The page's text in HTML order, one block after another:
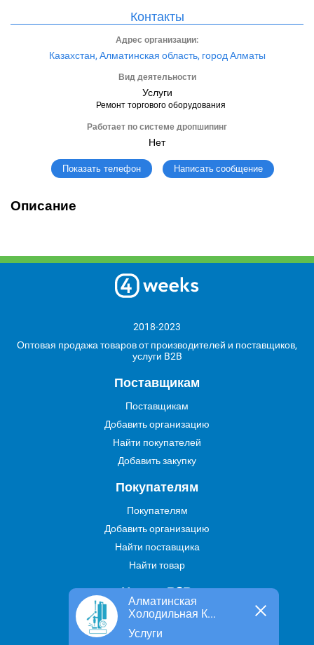
Контакты
Адрес организации:
Казахстан, Алматинская область, город Алматы
Вид деятельности
Услуги
Ремонт торгового оборудования
Работает по системе дропшипинг
Нет
Показать телефон Написать сообщение
Описание
Алматинская
Холодильная К...
Услуги
2018-2023
Оптовая продажа товаров от производителей и поставщиков,
услуги B2B
Поставщикам
Поставщикам
Добавить организацию
Найти покупателей
Добавить закупку
Покупателям
Покупателям
Добавить организацию
Найти поставщика
Найти товар
Услуги В2В
Найти услугу
Предложить свою услугу